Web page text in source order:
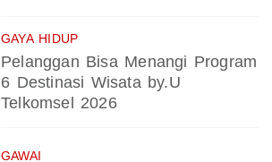
GAYA HIDUP
Pelanggan Bisa Menangi Program
6 Destinasi Wisata by.U
Telkomsel 2026
GAWAI